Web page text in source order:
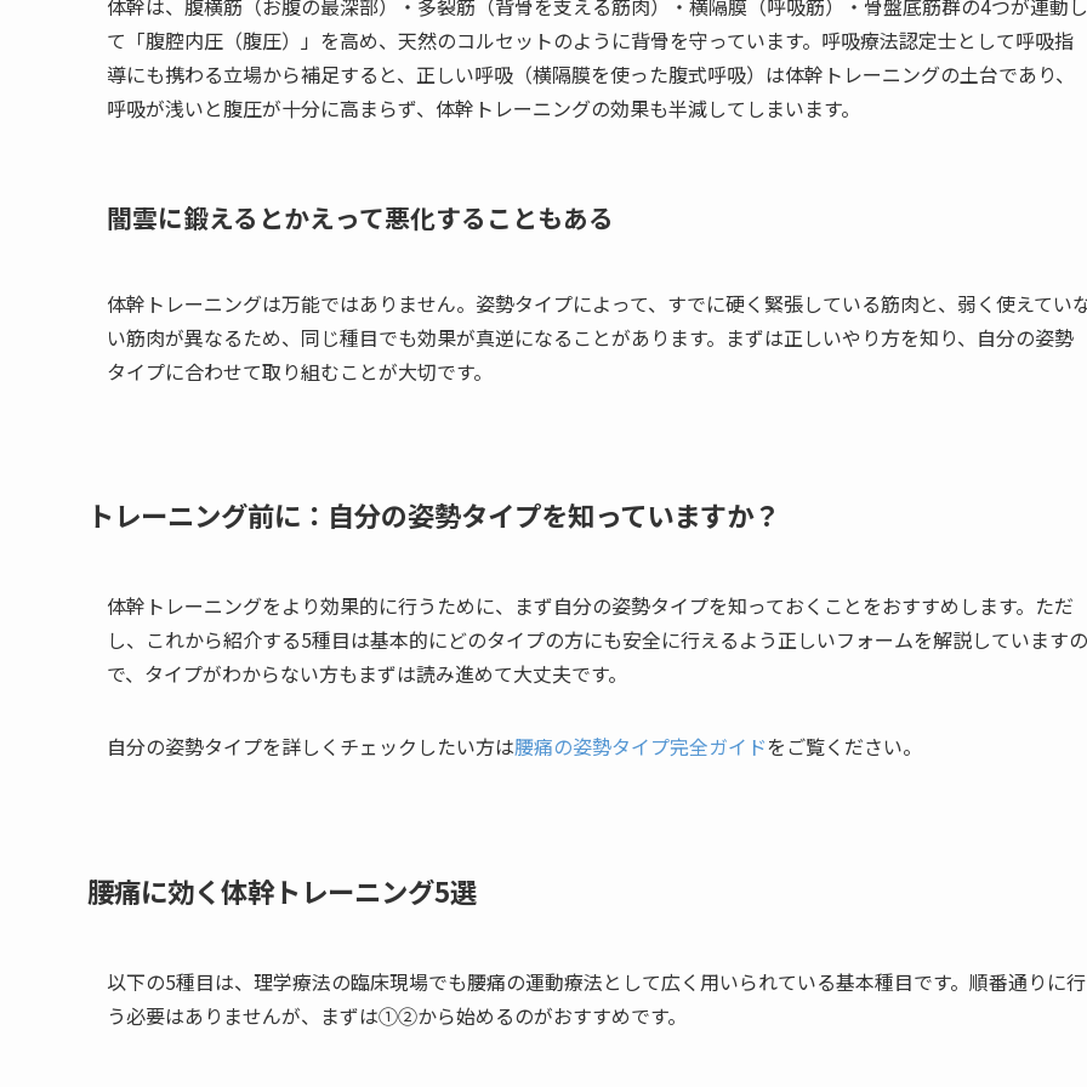
て「腹腔内圧（腹圧）」を高め、天然のコルセットのように背骨を守っています。呼吸療法認定士として呼吸指
導にも携わる立場から補足すると、正しい呼吸（横隔膜を使った腹式呼吸）は体幹トレーニングの土台であり、
呼吸が浅いと腹圧が十分に高まらず、体幹トレーニングの効果も半減してしまいます。
闇雲に鍛えるとかえって悪化することもある
体幹トレーニングは万能ではありません。姿勢タイプによって、すでに硬く緊張している筋肉と、弱く使えてい
い筋肉が異なるため、同じ種目でも効果が真逆になることがあります。まずは正しいやり方を知り、自分の姿勢
タイプに合わせて取り組むことが大切です。
トレーニング前に：自分の姿勢タイプを知っていますか？
体幹トレーニングをより効果的に行うために、まず自分の姿勢タイプを知っておくことをおすすめします。ただ
し、これから紹介する5種目は基本的にどのタイプの方にも安全に行えるよう正しいフォームを解説していますの
で、タイプがわからない方もまずは読み進めて大丈夫です。
自分の姿勢タイプを詳しくチェックしたい方は腰痛の姿勢タイプ完全ガイドをご覧ください。
腰痛に効く体幹トレーニング5選
以下の5種目は、理学療法の臨床現場でも腰痛の運動療法として広く用いられている基本種目です。順番通りに行
う必要はありませんが、まずは①②から始めるのがおすすめです。